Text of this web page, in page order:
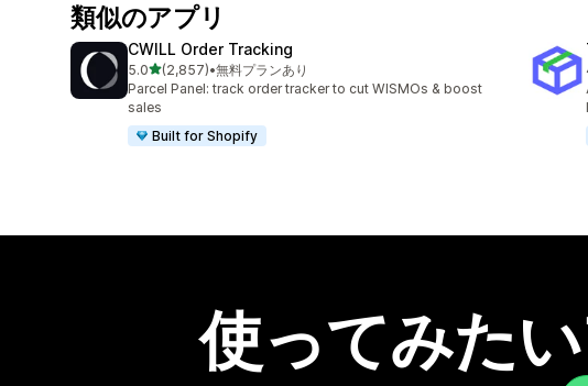
類似のアプリ
CWILL Order Tracking
5.05つ星中
(2,857)
合計レビュー数：2857件
•無料プランあり
Parcel Panel: track order tracker to cut WISMOs & boost
sales
Built for Shopify
使ってみた